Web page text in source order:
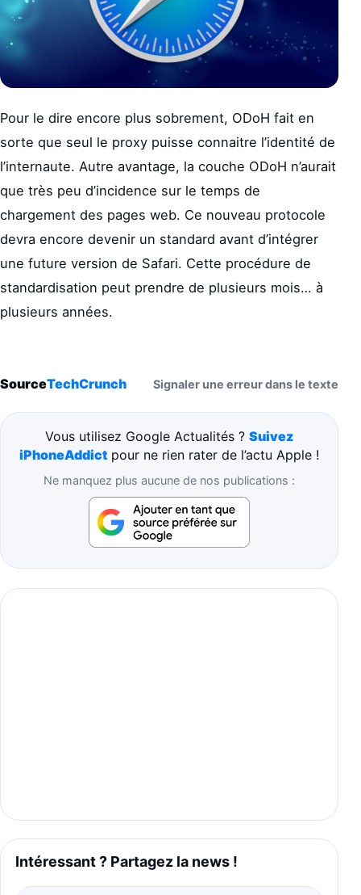
Pour le dire encore plus sobrement, ODoH fait en
sorte que seul le proxy puisse connaitre l’identité de
l’internaute. Autre avantage, la couche ODoH n’aurait
que très peu d’incidence sur le temps de
chargement des pages web. Ce nouveau protocole
devra encore devenir un standard avant d’intégrer
une future version de Safari. Cette procédure de
standardisation peut prendre de plusieurs mois… à
plusieurs années.
SourceTechCrunch Signaler une erreur dans le texte
Vous utilisez Google Actualités ? Suivez
iPhoneAddict pour ne rien rater de l’actu Apple !
Ne manquez plus aucune de nos publications :
Intéressant ? Partagez la news !